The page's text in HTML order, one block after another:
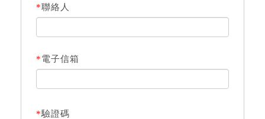
*聯絡人
*電子信箱
*驗證碼